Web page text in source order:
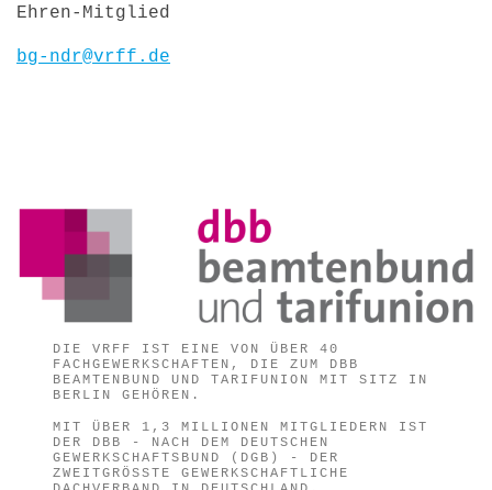
Ehren-Mitglied
bg-ndr@vrff.de
DIE VRFF IST EINE VON ÜBER 40
FACHGEWERKSCHAFTEN, DIE ZUM DBB
BEAMTENBUND UND TARIFUNION MIT SITZ IN
BERLIN GEHÖREN.
MIT ÜBER 1,3 MILLIONEN MITGLIEDERN IST
DER DBB - NACH DEM DEUTSCHEN
GEWERKSCHAFTSBUND (DGB) - DER
ZWEITGRÖSSTE GEWERKSCHAFTLICHE D